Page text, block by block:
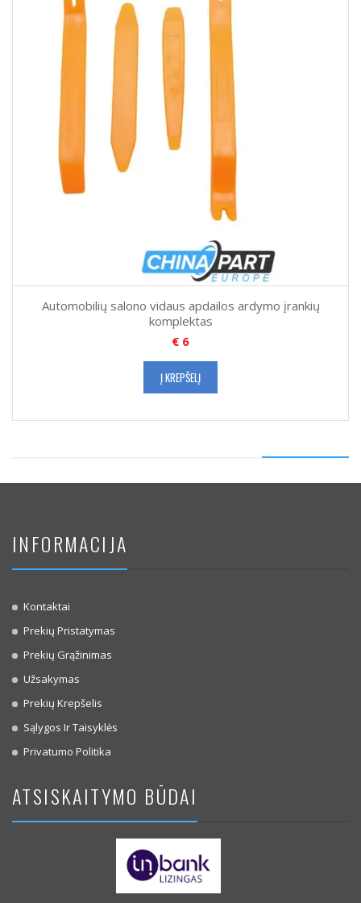
Automobilių salono vidaus apdailos ardymo įrankių
komplektas
€ 6
Į KREPŠELĮ
INFORMACIJA
Kontaktai
Prekių Pristatymas
Prekių Grąžinimas
Užsakymas
Prekių Krepšelis
Sąlygos Ir Taisyklės
Privatumo Politika
ATSISKAITYMO BŪDAI